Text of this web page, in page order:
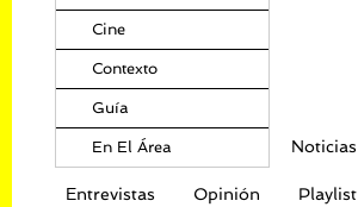
Cine
Contexto
Guía
En El Área Noticias
Entrevistas Opinión Playlist